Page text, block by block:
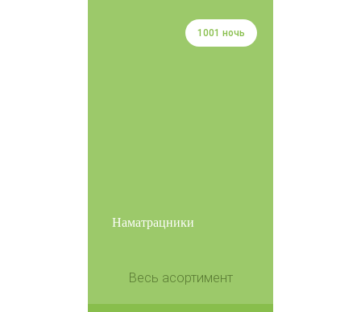
Наматрацники
1001 ночь
Весь асортимент